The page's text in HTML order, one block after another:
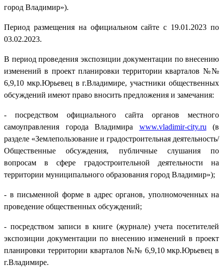
город Владимир»).
Период размещения на официальном сайте с 19.01.2023 по
03.02.2023.
В период проведения экспозиции документации по внесению
изменений в проект планировки территории кварталов №№
6,9,10 мкр.Юрьевец в г.Владимире, участники общественных
обсуждений имеют право вносить предложения и замечания:
- посредством официального сайта органов местного
самоуправления города Владимира www.vladimir-city.ru (в
разделе «Землепользование и градостроительная деятельность/
Общественные обсуждения, публичные слушания по
вопросам в сфере градостроительной деятельности на
территории муниципального образования город Владимир»);
- в письменной форме в адрес органов, уполномоченных на
проведение общественных обсуждений;
- посредством записи в книге (журнале) учета посетителей
экспозиции документации по внесению изменений в проект
планировки территории кварталов №№ 6,9,10 мкр.Юрьевец в
г.Владимире.